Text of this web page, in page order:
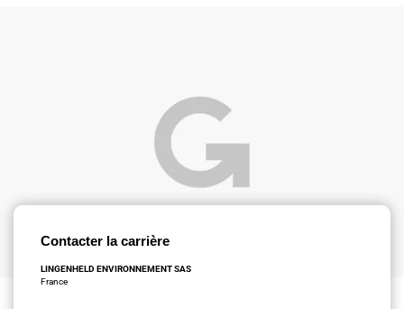
Contacter la carrière
LINGENHELD ENVIRONNEMENT SAS
France